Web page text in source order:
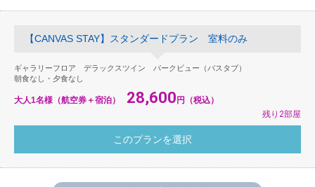
【CANVAS STAY】スタンダードプラン 室料のみ
ギャラリーフロア デラックスツイン パークビュー（バスタブ）
朝食なし・夕食なし
大人1名様（航空券＋宿泊） 28,600円（税込）
残り2部屋